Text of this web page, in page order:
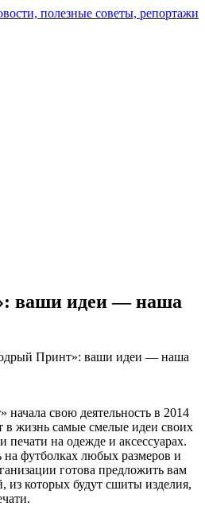
ваши идеи — наша
Принт»: ваши идеи — наша
свою деятельность в 2014
в жизнь самые смелые идеи своих
печати на одежде и аксессуарах.
на футболках любых размеров и
готова предложить вам
из которых будут сшиты изделия,